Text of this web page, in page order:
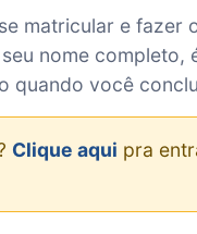
matricular e fazer
nome completo,
quando você
Clique aqui pra